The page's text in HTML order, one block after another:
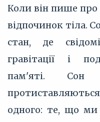
Коли він пише про
відпочинок тіла.
стан, де
гравітації і
пам'яті. Сон
одного: те, що ми